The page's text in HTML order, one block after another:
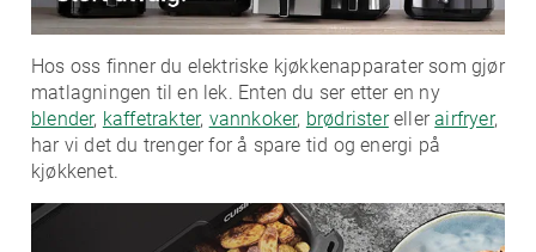
Hos oss finner du elektriske kjøkkenapparater som gjør
matlagningen til en lek. Enten du ser etter en ny
blender, kaffetrakter, vannkoker, brødristerellerairfryer,
har vi det du trenger for å spare tid og energi på
kjøkkenet.